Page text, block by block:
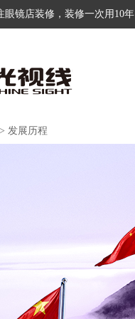
眼镜店装修，装修一次用10年
> 发展历程